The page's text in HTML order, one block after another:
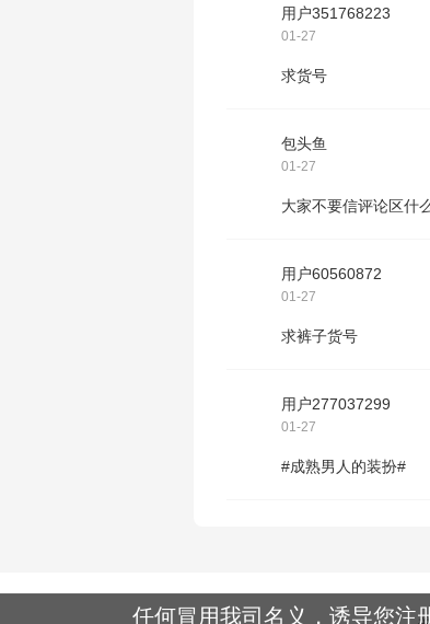
用户351768223
01-27
求货号
包头鱼
01-27
大家不要信评论区什
用户60560872
01-27
求裤子货号
用户277037299
01-27
#成熟男人的装扮#
任何冒用我司名义，诱导您注